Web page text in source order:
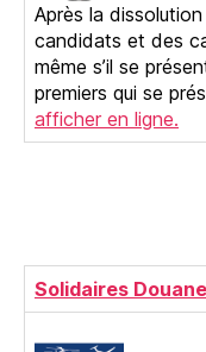
Après la
candidats et des
même s’il se
premiers qui se
afficher en ligne.
Solidaires